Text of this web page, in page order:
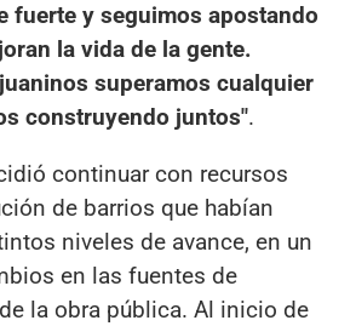
fuerte y seguimos apostando
la vida de la gente.
superamos cualquier
construyendo juntos".
continuar con recursos
de barrios que habían
niveles de avance, en un
en las fuentes de
la obra pública. Al inicio de